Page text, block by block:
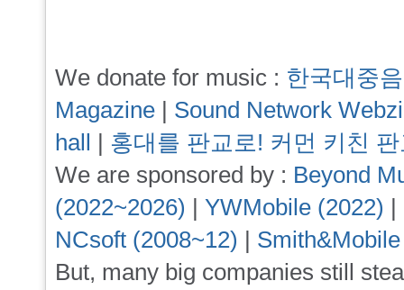
We donate for music : 한국대중
Magazine | Sound Network
hall | 홍대를 판교로! 커먼 키친
We are sponsored by : Beyond
(2022~2026) | YWMobile (2022) |
NCsoft (2008~12) |
But, many big companies still